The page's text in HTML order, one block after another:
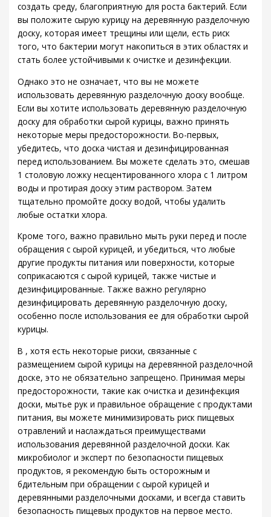
создать среду, благоприятную для роста бактерий. Если
вы положите сырую курицу на деревянную разделочную
доску, которая имеет трещины или щели, есть риск
того, что бактерии могут накопиться в этих областях и
стать более устойчивыми к очистке и дезинфекции.
Однако это не означает, что вы не можете
использовать деревянную разделочную доску вообще.
Если вы хотите использовать деревянную разделочную
доску для обработки сырой курицы, важно принять
некоторые меры предосторожности. Во-первых,
убедитесь, что доска чистая и дезинфицированная
перед использованием. Вы можете сделать это, смешав
1 столовую ложку несцентированного хлора с 1 литром
воды и протирая доску этим раствором. Затем
тщательно промойте доску водой, чтобы удалить
любые остатки хлора.
Кроме того, важно правильно мыть руки перед и после
обращения с сырой курицей, и убедиться, что любые
другие продукты питания или поверхности, которые
соприкасаются с сырой курицей, также чистые и
дезинфицированные. Также важно регулярно
дезинфицировать деревянную разделочную доску,
особенно после использования ее для обработки сырой
курицы.
В , хотя есть некоторые риски, связанные с
размещением сырой курицы на деревянной разделочной
доске, это не обязательно запрещено. Принимая меры
предосторожности, такие как очистка и дезинфекция
доски, мытье рук и правильное обращение с продуктами
питания, вы можете минимизировать риск пищевых
отравлений и наслаждаться преимуществами
использования деревянной разделочной доски. Как
микробиолог и эксперт по безопасности пищевых
продуктов, я рекомендую быть осторожным и
бдительным при обращении с сырой курицей и
деревянными разделочными досками, и всегда ставить
безопасность пищевых продуктов на первое место.